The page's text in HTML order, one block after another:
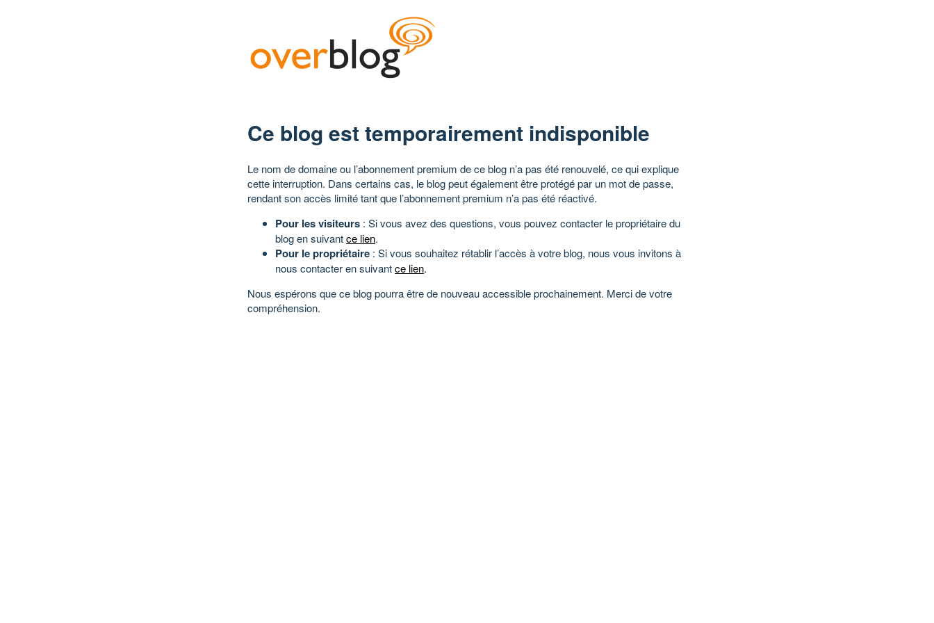
Ce blog est temporairement indisponible
Le nom de domaine ou l’abonnement premium de ce blog n’a pas été renouvelé, ce qui explique
cette interruption. Dans certains cas, le blog peut également être protégé par un mot de passe,
rendant son accès limité tant que l’abonnement premium n’a pas été réactivé.
Pour les visiteurs : Si vous avez des questions, vous pouvez contacter le propriétaire du
blog en suivantce lien.
Pour le propriétaire : Si vous souhaitez rétablir l’accès à votre blog, nous vous invitons à
nous contacter en suivantce lien.
Nous espérons que ce blog pourra être de nouveau accessible prochainement. Merci de votre
compréhension.